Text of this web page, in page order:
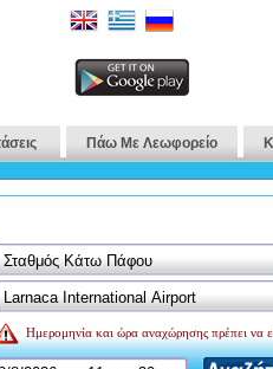
Πάω Με Λεωφορείο
Ημερομηνία και ώρα αναχώρησης πρέπει να